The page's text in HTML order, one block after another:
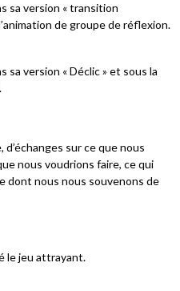
sa version « transition
de groupe de réflexion.
sa version « Déclic » et sous la
sur ce que nous
nous voudrions faire, ce qui
dont nous nous souvenons de
le jeu attrayant.